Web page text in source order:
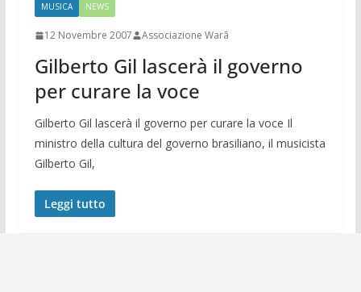
MUSICA NEWS
12 Novembre 2007 Associazione Warã
Gilberto Gil lascerà il governo
per curare la voce
Gilberto Gil lascerà il governo per curare la voce Il
ministro della cultura del governo brasiliano, il musicista
Gilberto Gil,
Leggi tutto